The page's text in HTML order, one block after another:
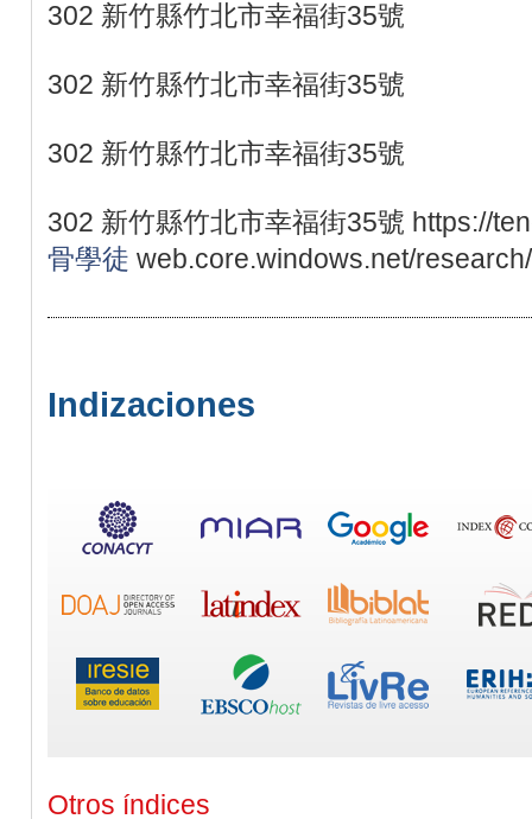
302 新竹縣竹北市幸福街35號
302 新竹縣竹北市幸福街35號
302 新竹縣竹北市幸福街35號
302 新竹縣竹北市幸福街35號 https://
骨學徒 web.core.windows.net/
Indizaciones
Otros índices